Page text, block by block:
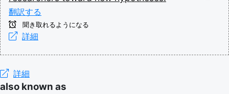
翻訳する
聞き取れるようになる
詳細
詳細
also known as